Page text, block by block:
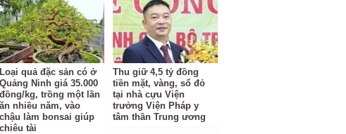
Loại quả đặc sản có ở
Quảng Ninh giá 35.000
đồng/kg, trồng một lần
ăn nhiều năm, vào
chậu làm bonsai giúp
chiêu tài
Thu giữ 4,5 tỷ đồng
tiền mặt, vàng, sổ đỏ
tại nhà cựu Viện
trưởng Viện Pháp y
tâm thần Trung ương